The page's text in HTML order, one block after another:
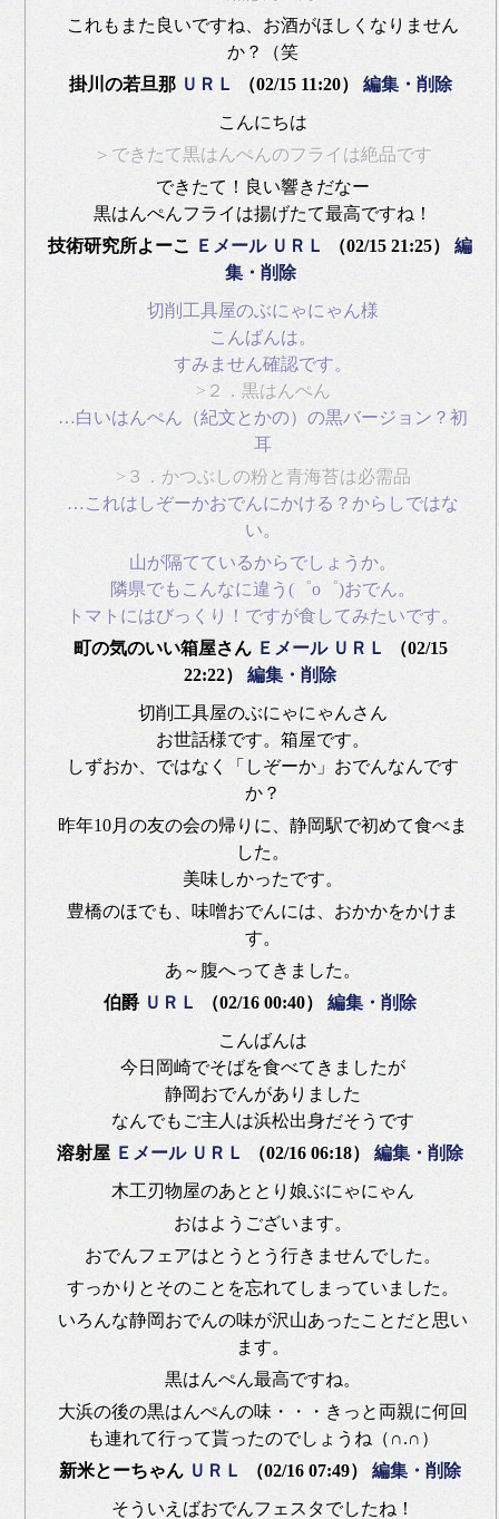
これもまた良いですね、お酒がほしくなりません
か？（笑
掛川の若旦那 ＵＲＬ （02/15 11:20） 編集・削除
こんにちは
＞できたて黒はんぺんのフライは絶品です
できたて！良い響きだなー
黒はんぺんフライは揚げたて最高ですね！
技術研究所よーこ
Ｅメール ＵＲＬ （02/15 21:25）編
集・削除
切削工具屋のぶにゃにゃん様
こんばんは。
すみません確認です。
>２．黒はんぺん
…白いはんぺん（紀文とかの）の黒バージョン？初
耳
>３．かつぶしの粉と青海苔は必需品
…これはしぞーかおでんにかける？からしではな
い。
山が隔てているからでしょうか。
隣県でもこんなに違う(゜o゜)おでん。
トマトにはびっくり！ですが食してみたいです。
町の気のいい箱屋さん Ｅメール ＵＲＬ
（02/15
22:22）編集・削除
切削工具屋のぶにゃにゃんさん
お世話様です。箱屋です。
しずおか、ではなく「しぞーか」おでんなんです
か？
昨年10月の友の会の帰りに、静岡駅で初めて食べま
した。
美味しかったです。
豊橋のほでも、味噌おでんには、おかかをかけま
す。
あ～腹へってきました。
伯爵 ＵＲＬ （02/16 00:40）編集・削除
こんばんは
今日岡崎でそばを食べてきましたが
静岡おでんがありました
なんでもご主人は浜松出身だそうです
溶射屋 Ｅメール ＵＲＬ （02/16 06:18）編集・削除
木工刃物屋のあととり娘ぶにゃにゃん
おはようございます。
おでんフェアはとうとう行きませんでした。
すっかりとそのことを忘れてしまっていました。
いろんな静岡おでんの味が沢山あったことだと思い
ます。
黒はんぺん最高ですね。
大浜の後の黒はんぺんの味・・・きっと両親に何回
も連れて行って貰ったのでしょうね（∩.∩）
新米とーちゃん ＵＲＬ （02/16 07:49）編集・削除
そういえばおでんフェスタでしたね！